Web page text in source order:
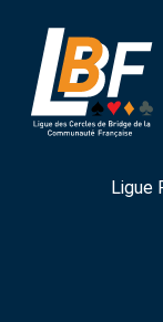
Ligue